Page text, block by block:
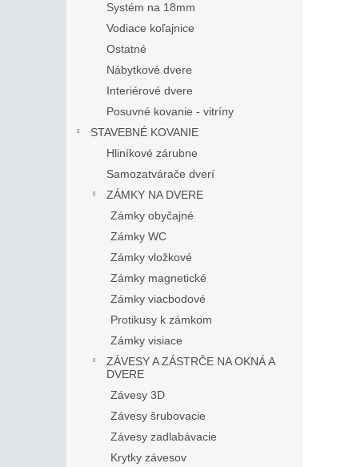
Systém na 18mm
Vodiace koľajnice
Ostatné
Nábytkové dvere
Interiérové dvere
Posuvné kovanie - vitríny
STAVEBNÉ KOVANIE
Hliníkové zárubne
Samozatvárače dverí
ZÁMKY NA DVERE
Zámky obyčajné
Zámky WC
Zámky vložkové
Zámky magnetické
Zámky viacbodové
Protikusy k zámkom
Zámky visiace
ZÁVESY A ZÁSTRČE NA OKNÁ A
DVERE
Závesy 3D
Závesy šrubovacie
Závesy zadlabávacie
Krytky závesov